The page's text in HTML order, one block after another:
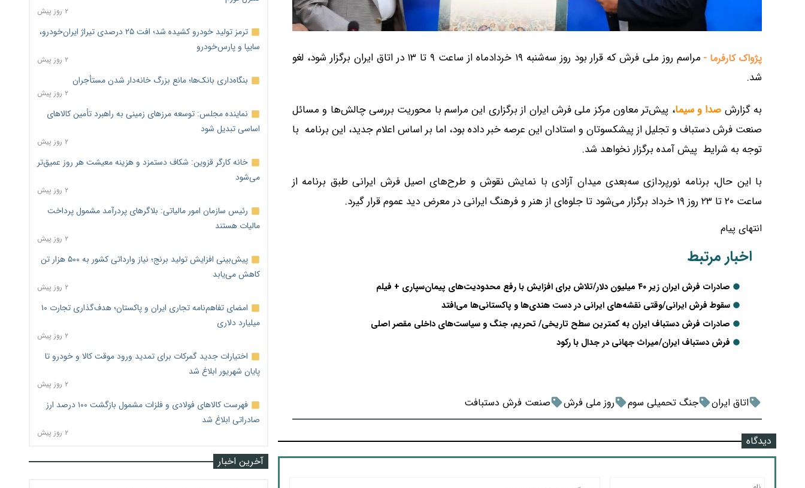
پژواک کارفرما -
مراسم روز ملی فرش که قرار بود روز سه‌شنبه ۱۹ خردادماه از ساعت ۹ تا ۱۳ در اتاق ایران برگزار شود، لغو
شد.
به گزارش صدا و سیما، پیش‌تر معاون مرکز ملی فرش ایران از برگزاری این مراسم با محوریت بررسی چالش‌ها و مسائل
صنعت فرش دستباف و تجلیل از پیشکسوتان و استادان این عرصه خبر داده بود، اما بر اساس اعلام جدید، این برنامه با
توجه به شرایط پیش آمده برگزار نخواهد شد.
با این حال، برنامه نورپردازی سه‌بعدی میدان آزادی با نمایش نقوش و طرح‌های اصیل فرش ایرانی طبق برنامه از
ساعت ۲۰ تا ۲۳ روز ۱۹ خرداد برگزار می‌شود تا جلوه‌ای از هنر و فرهنگ ایرانی در معرض دید عموم قرار گیرد.
انتهای پیام
اخبار مرتبط
صادرات فرش ایران زیر ۴۰ میلیون دلار/تلاش برای افزایش با رفع محدودیت‌های پیمان‌سپاری + فیلم
سقوط فرش ایرانی/وقتی نقشه‌های ایرانی در دست هندی‌ها و پاکستانی‌ها می‌افتد
صادرات فرش دستباف ایران به کمترین سطح تاریخی/ تحریم، جنگ و سیاست‌های داخلی مقصر اصلی
فرش دستباف ایران/میراث جهانی در جدال با رکود
اتاق ایران جنگ تحمیلی سوم روز ملی فرش صنعت فرش دستبافت
دیدگاه
۲ روز پیش
ترمز تولید خودرو کشیده شد؛ افت ۲۵ درصدی تیراژ ایران‌خودرو،
سایپا و پارس‌خودرو
۲ روز پیش
بنگاه‌داری بانک‌ها؛ مانع بزرگ خانه‌دار شدن مستأجران
۲ روز پیش
نماینده مجلس: توسعه مرزهای زمینی به راهبرد تأمین کالاهای
اساسی تبدیل شود
۲ روز پیش
خانه کارگر قزوین: شکاف دستمزد و هزینه معیشت هر روز عمیق‌تر
می‌شود
۲ روز پیش
رئیس سازمان امور مالیاتی: بلاگرهای پردرآمد مشمول پرداخت
مالیات هستند
۲ روز پیش
پیش‌بینی افزایش تولید برنج؛ نیاز وارداتی کشور به ۵۰۰ هزار تن
کاهش می‌یابد
۲ روز پیش
امضای تفاهم‌نامه تجاری ایران و پاکستان؛ هدف‌گذاری تجارت ۱۰
میلیارد دلاری
۲ روز پیش
اختیارات جدید گمرکات برای تمدید ورود موقت کالا و خودرو تا
پایان شهریور ابلاغ شد
۲ روز پیش
فهرست کالاهای فولادی و فلزات مشمول بازگشت ۱۰۰ درصد ارز
صادراتی ابلاغ شد
۲ روز پیش
آخرین اخبار